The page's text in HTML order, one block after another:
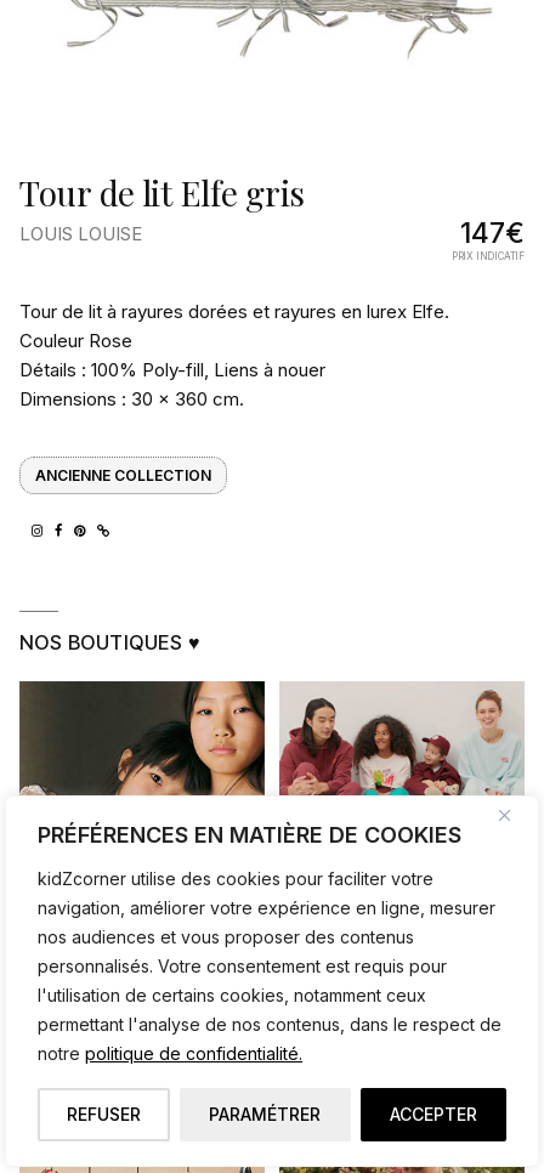
PRÉFÉRENCES EN MATIÈRE DE COOKIES
kidZcorner utilise des cookies pour faciliter votre
navigation, améliorer votre expérience en ligne, mesurer
nos audiences et vous proposer des contenus
personnalisés. Votre consentement est requis pour
l'utilisation de certains cookies, notamment ceux
permettant l'analyse de nos contenus, dans le respect de
notre politique de confidentialité.
PARAMÉTRER
REFUSER ACCEPTER
Tour de lit Elfe gris
LOUIS LOUISE 147€
PRIX INDICATIF
Pourquoi
on
l’aime
Tour de lit à rayures dorées et rayures en lurex Elfe.
Couleur Rose
Détails : 100% Poly-fill, Liens à nouer
Dimensions : 30 x 360 cm.
ANCIENNE COLLECTION
NOS BOUTIQUES ♥